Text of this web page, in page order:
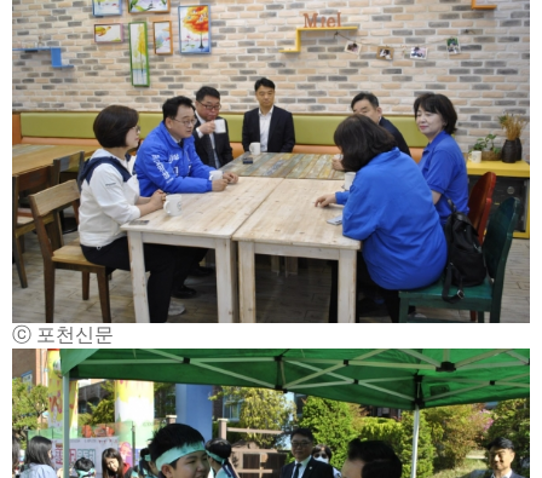
ⓒ 포천신문